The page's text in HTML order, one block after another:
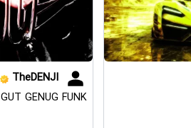
TheDENJI
GUT GENUG FUNK